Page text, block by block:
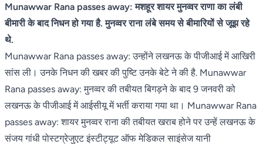
Munawwar Rana passes away: मशहूर शायर मुनव्वर राणा का लंबी
बीमारी के बाद निधन हो गया है. मुनव्वर राना लंबे समय से बीमारियों से जूझ रहे
थे.
Munawwar Rana passes away: उन्होंने लखनऊ के पीजीआई में आखिरी
सांस ली। उनके निधन की खबर की पुष्टि उनके बेटे ने की है. Munawwar
Rana passes away: मुनव्वर की तबीयत बिगड़ने के बाद 9 जनवरी को
लखनऊ के पीजीआई में आईसीयू में भर्ती कराया गया था। Munawwar Rana
passes away: शायर मुनव्वर राना की तबीयत खराब होने पर उन्हें लखनऊ के
संजय गांधी पोस्टग्रेजुएट इंस्टीट्यूट ऑफ मेडिकल साइंसेज यानी